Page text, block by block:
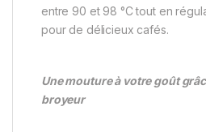
entre 90 et 98 °C tout en
pour de délicieux cafés.
Une mouture à votre goût
broyeur